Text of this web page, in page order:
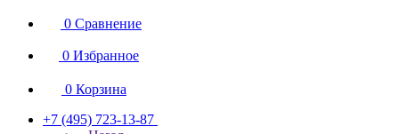
0 Сравнение
0 Избранное
0 Корзина
+7 (495) 723-13-87